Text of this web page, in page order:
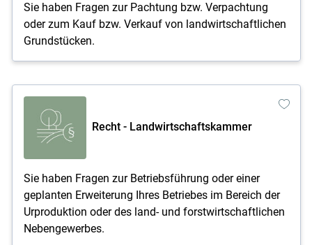
Sie haben Fragen zur Pachtung bzw. Verpachtung
oder zum Kauf bzw. Verkauf von landwirtschaftlichen
Grundstücken.
Recht - Landwirtschaftskammer
Sie haben Fragen zur Betriebsführung oder einer
geplanten Erweiterung Ihres Betriebes im Bereich der
Urproduktion oder des land- und forstwirtschaftlichen
Nebengewerbes.